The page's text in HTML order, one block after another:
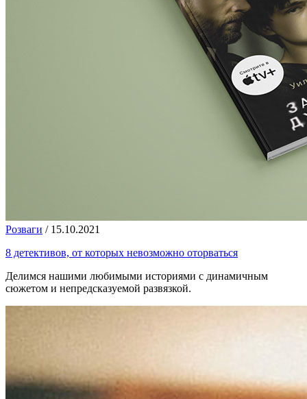
Розваги / 15.10.2021
8 детективов, от которых невозможно оторваться
Делимся нашими любимыми историями с динамичным
сюжетом и непредсказуемой развязкой.